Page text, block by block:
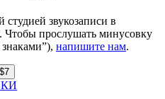
звукозаписи в
Чтобы прослушать минусовку
напишите нам.